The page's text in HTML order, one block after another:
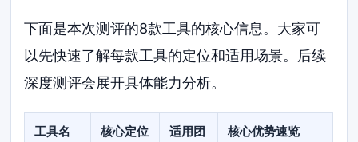
下面是本次测评的8款工具的核心信息。大家可
以先快速了解每款工具的定位和适用场景。后续
深度测评会展开具体能力分析。
工具名
核心定位
适用团
核心优势速览